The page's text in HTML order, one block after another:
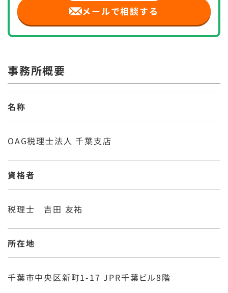
メールで相談する
事務所概要
名称
OAG税理士法人 千葉支店
資格者
税理士 吉田 友祐
所在地
千葉市中央区新町1-17 JPR千葉ビル8階